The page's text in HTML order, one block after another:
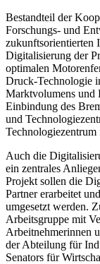
Bestandteil der
Forschungs- und
zukunftsorientierten
Digitalisierung der
optimalen
Druck-Technologie
Marktvolumens und
Einbindung des
und
Auch die
ein zentrales
Projekt sollen die
Partner erarbeitet
umgesetzt werden.
Arbeitsgruppe mit
Arbeitnehmerinnen
der Abteilung für
Senators für